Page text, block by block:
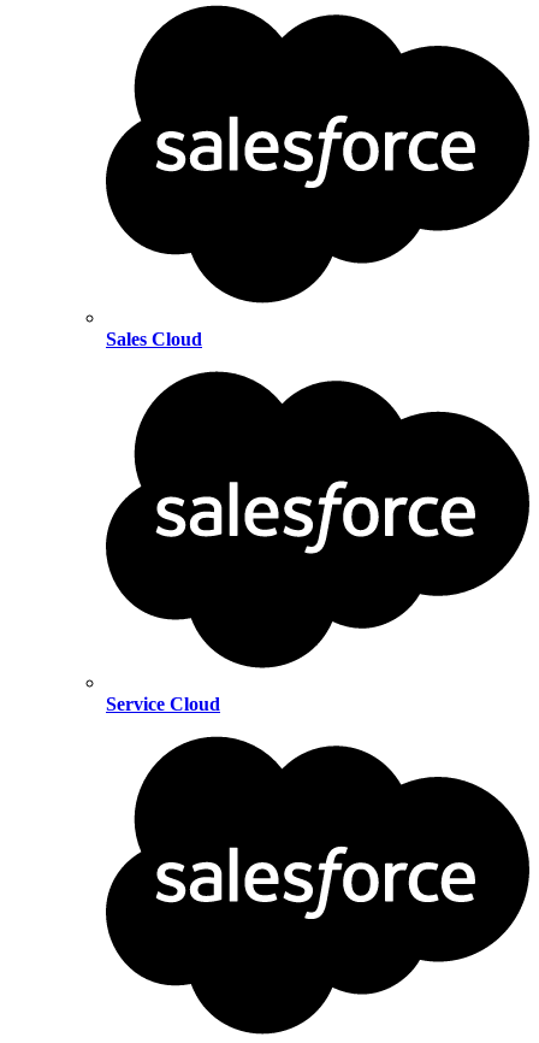
Sales Cloud
Service Cloud